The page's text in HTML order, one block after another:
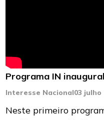
Programa IN
Interesse Nacional03 julho
Neste primeiro